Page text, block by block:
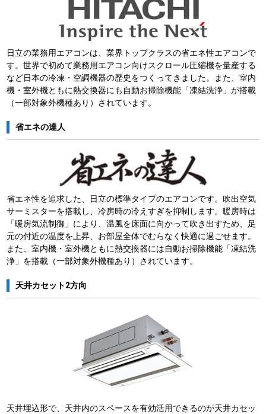
日立の業務用エアコンは、業界トップクラスの省エネ性エアコンで
す。世界で初めて業務用エアコン向けスクロール圧縮機を量産する
など日本の冷凍・空調機器の歴史をつくってきました。また、室内
機・室外機ともに熱交換器にも自動お掃除機能「凍結洗浄」が搭載
（一部対象外機種あり）されています。
省エネの達人
省エネ性を追求した、日立の標準タイプのエアコンです。吹出空気
サーミスターを搭載し、冷房時の冷えすぎを抑制します。暖房時は
「暖房気流制御」により、温風を床面に向かって吹き出すため、足
元の付近の温度を上昇、お部屋全体でむらなく快適に過ごせます。
また、室内機・室外機ともに熱交換器には自動お掃除機能「凍結洗
浄」を搭載（一部対象外機種あり）されています。
天井カセット2方向
天井埋込形で、天井内のスペースを有効活用できるのが天井カセッ